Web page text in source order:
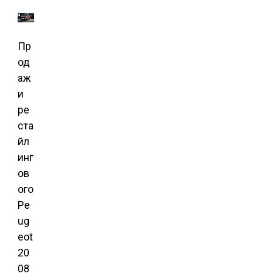
Пр
од
аж
и
ре
ста
йл
инг
ов
ого
Pe
ug
eot
20
08